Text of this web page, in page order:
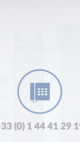
(0) 1 44 41 29